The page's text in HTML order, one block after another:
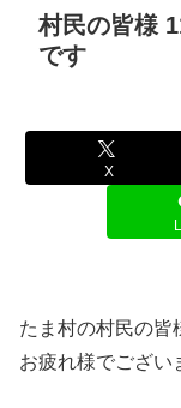
村民の皆様
です
X
たま村の村民の皆
お疲れ様でござい